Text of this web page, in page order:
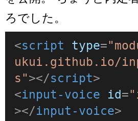
ろでした。
<script type=
ukui.github.io/
s"></script>
<input-voice id=
></input-voice>